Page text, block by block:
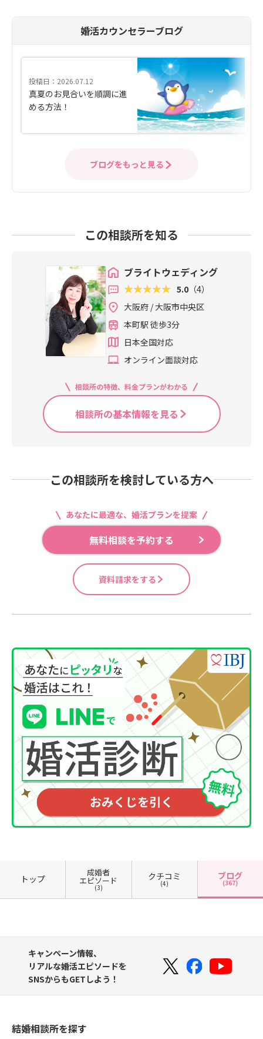
婚活カウンセラーブログ
投稿日：2026.07.12
真夏のお見合いを順調に進
める方法！
ブログをもっと見る
この相談所を知る
ブライトウェディング
5.0 （4）
大阪府 / 大阪市中央区
本町駅 徒歩3分
日本全国対応
オンライン面談対応
相談所の特徴、料金プランがわかる
相談所の基本情報を見る
この相談所を検討している方へ
あなたに最適な、婚活プランを提案
無料相談を予約する
資料請求をする
トップ
成婚者
エピソード
(3)
クチコミ
(4)
ブログ
(367)
キャンペーン情報、
リアルな婚活エピソードを
SNSからもGETしよう！
結婚相談所を探す